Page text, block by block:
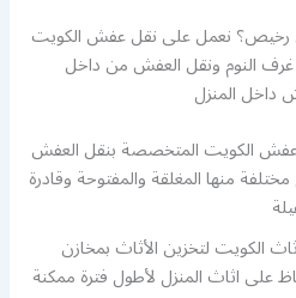
نعمل على نقل عفش الكويت
النوم ونقل العفش من داخل
المنزل
الكويت المتخصصة بنقل العفش
منها المغلقة والمفتوحة وقادرة
الكويت لتخزين الأثاث بمخازن
على اثاث المنزل لأطول فترة ممكنة